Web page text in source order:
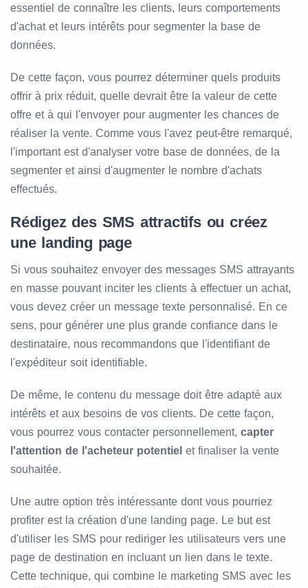
essentiel de connaître les clients, leurs comportements
d'achat et leurs intérêts pour segmenter la base de
données.
De cette façon, vous pourrez déterminer quels produits
offrir à prix réduit, quelle devrait être la valeur de cette
offre et à qui l'envoyer pour augmenter les chances de
réaliser la vente. Comme vous l'avez peut-être remarqué,
l'important est d'analyser votre base de données, de la
segmenter et ainsi d'augmenter le nombre d'achats
effectués.
Rédigez des SMS attractifs ou créez
une landing page
Si vous souhaitez envoyer des messages SMS attrayants
en masse pouvant inciter les clients à effectuer un achat,
vous devez créer un message texte personnalisé. En ce
sens, pour générer une plus grande confiance dans le
destinataire, nous recommandons que l'identifiant de
l'expéditeur soit identifiable.
De même, le contenu du message doit être adapté aux
intérêts et aux besoins de vos clients. De cette façon,
vous pourrez vous contacter personnellement, capter
l'attention de l'acheteur potentiel et finaliser la vente
souhaitée.
Une autre option très intéressante dont vous pourriez
profiter est la création d'une landing page. Le but est
d'utiliser les SMS pour rediriger les utilisateurs vers une
page de destination en incluant un lien dans le texte.
Cette technique, qui combine le marketing SMS avec les